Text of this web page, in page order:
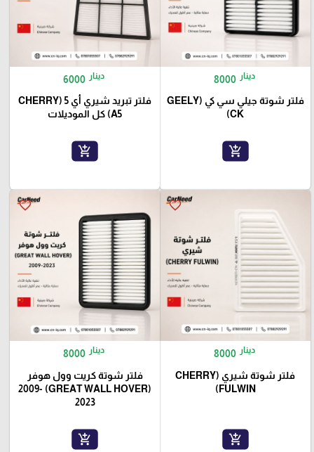
8000 دينار
فلتر شوتة جيلي سي كي (GEELY
CK)
add_shopping_cart
6000 دينار
فلتر تبريد شيري أي 5 (CHERRY
A5) كل الموديلات
add_shopping_cart
favorite_border
8000 دينار
فلتر شوتة شيري (CHERRY
FULWIN)
add_shopping_cart
favorite_border
8000 دينار
فلتر شوتة كريت وول هوفر
(GREAT WALL HOVER) 2009-
2023
add_shopping_cart